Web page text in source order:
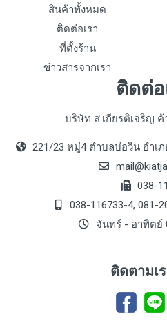
สินค้าทั้งหมด
ติดต่อเรา
ที่ตั้งร้าน
ข่าวสารจากเรา
ติดต่อ
บริษัท ส.เกียรติเจริญ ค้
221/23 หมู่4 ตำบลบ่อวิน อำเ
038-
038-116733-4, 081-
จันทร์ - อาทิตย์
ติดตามเ